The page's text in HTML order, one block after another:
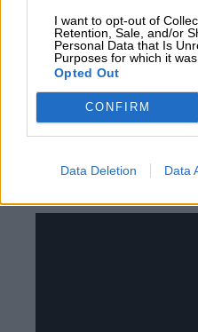
I want to opt-out of
Retention, Sale, and/or
Personal Data that Is
Purposes for which it was
Opted Out
CONFIRM
Data Deletion Data